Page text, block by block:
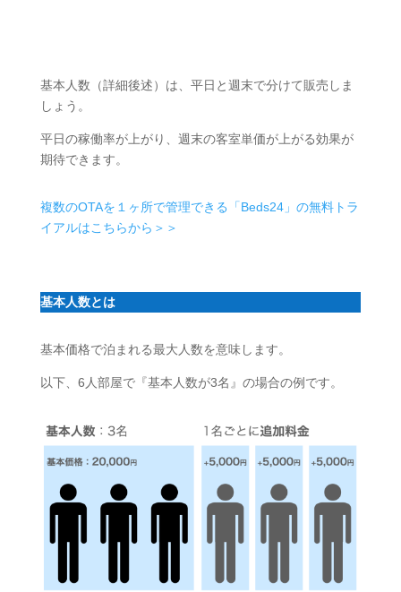
基本人数（詳細後述）は、平日と週末で分けて販売しま
しょう。
平日の稼働率が上がり、週末の客室単価が上がる効果が
期待できます。
複数のOTAを１ヶ所で管理できる「Beds24」の無料トラ
イアルはこちらから＞＞
基本人数とは
基本価格で泊まれる最大人数を意味します。
以下、6人部屋で『基本人数が3名』の場合の例です。